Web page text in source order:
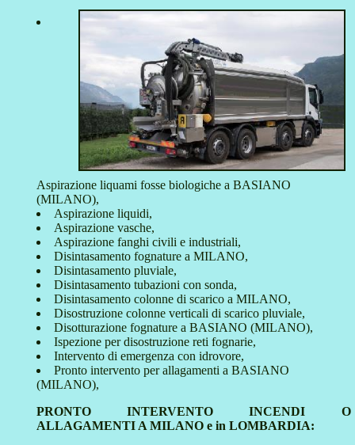
Aspirazione liquami fosse biologiche a BASIANO
(MILANO),
Aspirazione liquidi,
Aspirazione vasche,
Aspirazione fanghi civili e industriali,
Disintasamento fognature a MILANO,
Disintasamento pluviale,
Disintasamento tubazioni con sonda,
Disintasamento colonne di scarico a MILANO,
Disostruzione colonne verticali di scarico pluviale,
Disotturazione fognature a BASIANO (MILANO),
Ispezione per disostruzione reti fognarie,
Intervento di emergenza con idrovore,
Pronto intervento per allagamenti a BASIANO
(MILANO),
PRONTO INTERVENTO INCENDI O
ALLAGAMENTI A MILANO e in LOMBARDIA: